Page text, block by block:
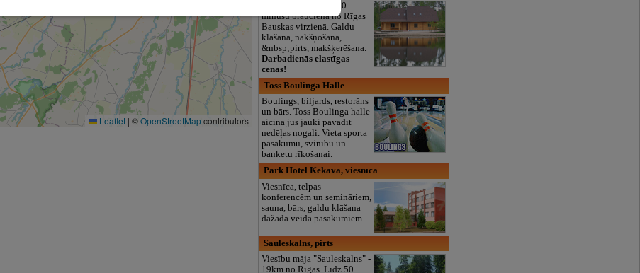
Leaflet | ©OpenStreetMapcontributors
Atpūta ezera krastā 10
minūšu braucienā no Rīgas
Bauskas virzienā. Galdu
klāšana, nakšņošana,
&nbsp;pirts, makšķerēšana.
Darbadienās elastīgas
cenas!
Toss Boulinga Halle
Boulings, biljards, restorāns
un bārs. Toss Boulinga halle
aicina jūs jauki pavadīt
nedēļas nogali. Vieta sporta
pasākumu, svinību un
banketu rīkošanai.
Park Hotel Kekava, viesnīca
Viesnīca, telpas
konferencēm un semināriem,
sauna, bārs, galdu klāšana
dažāda veida pasākumiem.
Sauleskalns, pirts
Viesību māja "Sauleskalns" -
19km no Rīgas. Līdz 50